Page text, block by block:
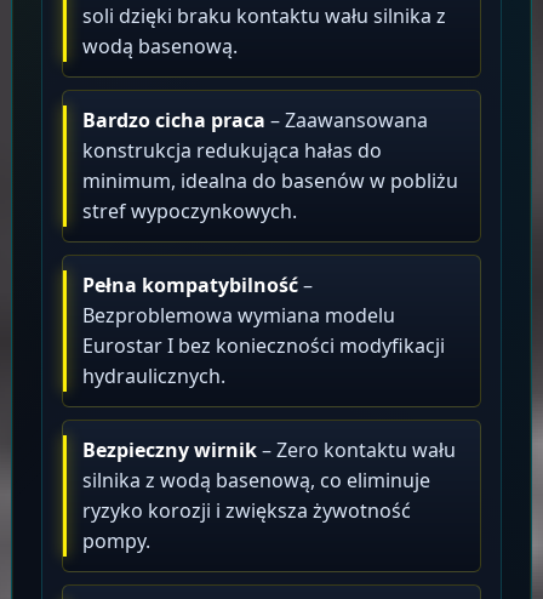
soli dzięki braku kontaktu wału silnika z
wodą basenową.
Bardzo cicha praca – Zaawansowana
konstrukcja redukująca hałas do
minimum, idealna do basenów w pobliżu
stref wypoczynkowych.
Pełna kompatybilność–
Bezproblemowa wymiana modelu
Eurostar I bez konieczności modyfikacji
hydraulicznych.
Bezpieczny wirnik– Zero kontaktu wału
silnika z wodą basenową, co eliminuje
ryzyko korozji i zwiększa żywotność
pompy.